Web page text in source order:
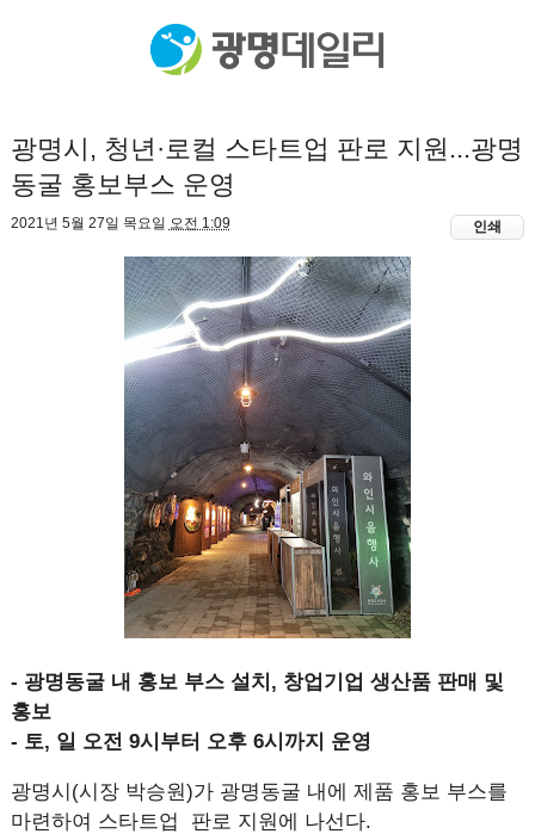
광명시, 청년·로컬 스타트업 판로 지원...광명
동굴 홍보부스 운영
2021년 5월 27일 목요일 오전 1:09 인쇄
- 광명동굴 내 홍보 부스 설치, 창업기업 생산품 판매 및
홍보
- 토, 일 오전 9시부터 오후 6시까지 운영
광명시(시장 박승원)가 광명동굴 내에 제품 홍보 부스를
마련하여 스타트업 판로 지원에 나선다.